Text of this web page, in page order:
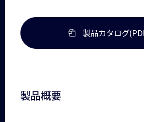
製品カタログ
製品概要